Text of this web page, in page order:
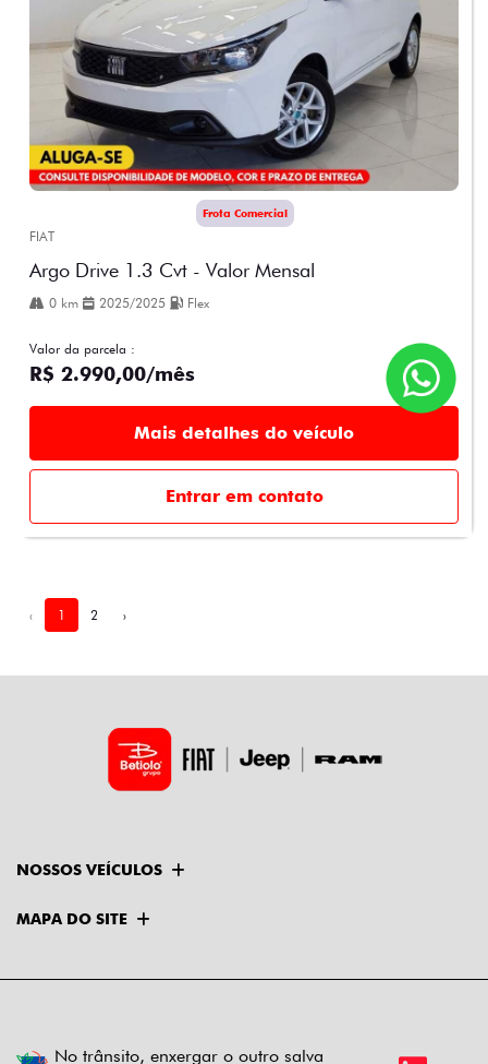
Frota Comercial
FIAT
Argo Drive 1.3 Cvt - Valor Mensal
0 km 2025/2025 Flex
Valor da parcela :
R$ 2.990,00/mês
Mais detalhes do veículo
Entrar em contato
‹ 1 2 ›
NOSSOS VEÍCULOS
MAPA DO SITE
No trânsito, enxergar o outro salva